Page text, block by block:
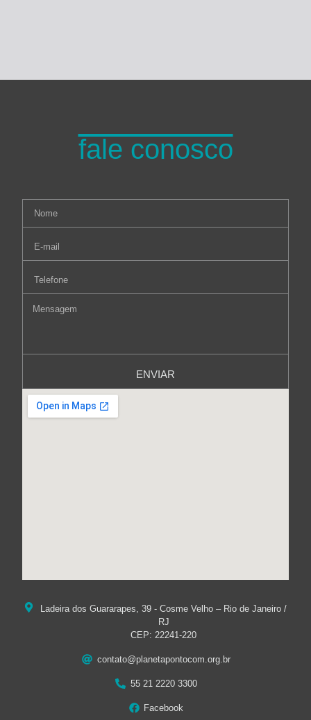
fale conosco
ENVIAR
Ladeira dos Guararapes, 39 - Cosme Velho – Rio de Janeiro /
RJ
CEP: 22241-220
contato@planetapontocom.org.br
55 21 2220 3300
Facebook